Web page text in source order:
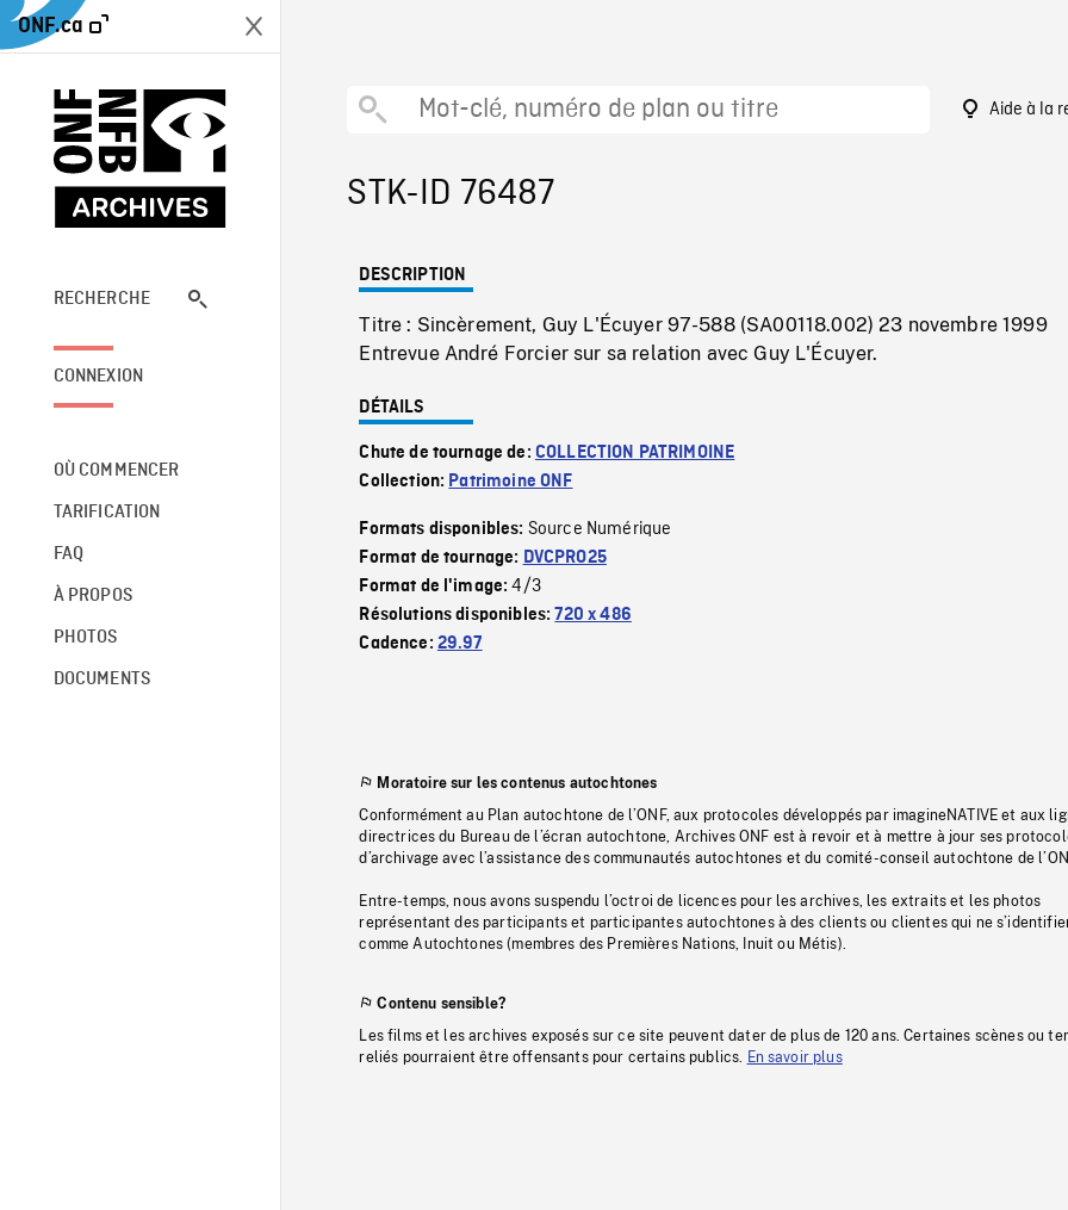
ONF.ca
RECHERCHE
CONNEXION
OÙ COMMENCER
TARIFICATION
FAQ
À PROPOS
PHOTOS
DOCUMENTS
Aide à la
STK-ID 76487
DESCRIPTION
Titre : Sincèrement, Guy L'Écuyer 97-588 (SA00118.002) 23 novembre 1999
Entrevue André Forcier sur sa relation avec Guy L'Écuyer.
DÉTAILS
Chute de tournage de: COLLECTION PATRIMOINE
Collection: Patrimoine ONF
Formats disponibles: Source Numérique
Format de tournage: DVCPRO25
Format de l'image:4/3
Résolutions disponibles:720 x 486
Cadence: 29.97
Moratoire sur les contenus autochtones
Conformément au Plan autochtone de l’ONF, aux protocoles développés par imagineNATIVE et aux
directrices du Bureau de l’écran autochtone, Archives ONF est à revoir et à mettre à jour ses
d’archivage avec l’assistance des communautés autochtones et du comité-conseil autochtone de
Entre-temps, nous avons suspendu l’octroi de licences pour les archives, les extraits et les photos
représentant des participants et participantes autochtones à des clients ou clientes qui ne
comme Autochtones (membres des Premières Nations, Inuit ou Métis).
Contenu sensible?
Les films et les archives exposés sur ce site peuvent dater de plus de 120 ans. Certaines scènes ou
reliés pourraient être offensants pour certains publics. En savoir plus